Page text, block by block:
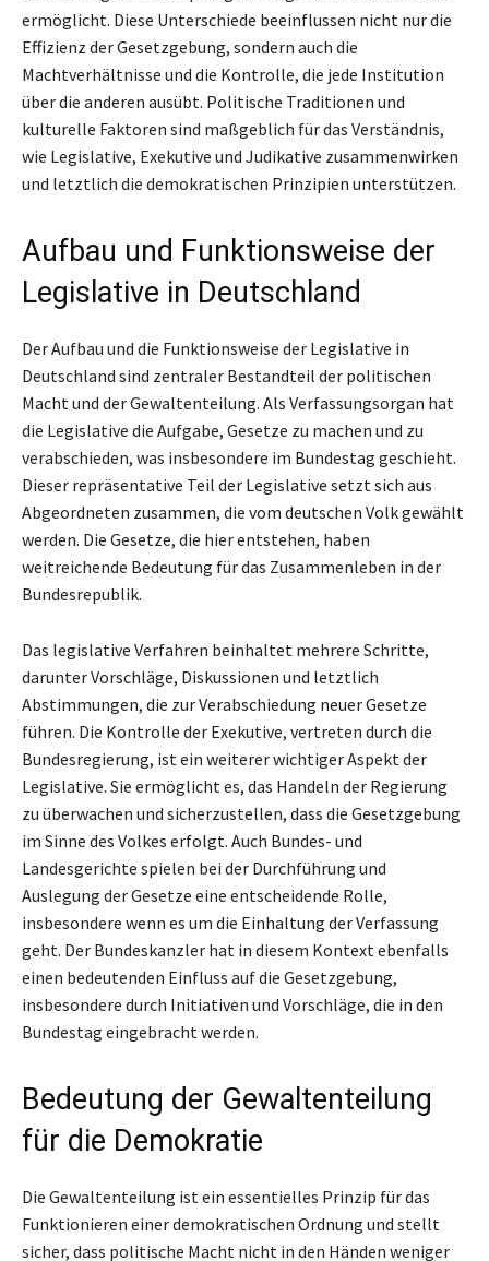
ermöglicht. Diese Unterschiede beeinflussen nicht nur die
Effizienz der Gesetzgebung, sondern auch die
Machtverhältnisse und die Kontrolle, die jede Institution
über die anderen ausübt. Politische Traditionen und
kulturelle Faktoren sind maßgeblich für das Verständnis,
wie Legislative, Exekutive und Judikative zusammenwirken
und letztlich die demokratischen Prinzipien unterstützen.
Aufbau und Funktionsweise der
Legislative in Deutschland
Der Aufbau und die Funktionsweise der Legislative in
Deutschland sind zentraler Bestandteil der politischen
Macht und der Gewaltenteilung. Als Verfassungsorgan hat
die Legislative die Aufgabe, Gesetze zu machen und zu
verabschieden, was insbesondere im Bundestag geschieht.
Dieser repräsentative Teil der Legislative setzt sich aus
Abgeordneten zusammen, die vom deutschen Volk gewählt
werden. Die Gesetze, die hier entstehen, haben
weitreichende Bedeutung für das Zusammenleben in der
Bundesrepublik.
Das legislative Verfahren beinhaltet mehrere Schritte,
darunter Vorschläge, Diskussionen und letztlich
Abstimmungen, die zur Verabschiedung neuer Gesetze
führen. Die Kontrolle der Exekutive, vertreten durch die
Bundesregierung, ist ein weiterer wichtiger Aspekt der
Legislative. Sie ermöglicht es, das Handeln der Regierung
zu überwachen und sicherzustellen, dass die Gesetzgebung
im Sinne des Volkes erfolgt. Auch Bundes- und
Landesgerichte spielen bei der Durchführung und
Auslegung der Gesetze eine entscheidende Rolle,
insbesondere wenn es um die Einhaltung der Verfassung
geht. Der Bundeskanzler hat in diesem Kontext ebenfalls
einen bedeutenden Einfluss auf die Gesetzgebung,
insbesondere durch Initiativen und Vorschläge, die in den
Bundestag eingebracht werden.
Bedeutung der Gewaltenteilung
für die Demokratie
Die Gewaltenteilung ist ein essentielles Prinzip für das
Funktionieren einer demokratischen Ordnung und stellt
sicher, dass politische Macht nicht in den Händen weniger